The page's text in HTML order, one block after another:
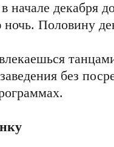
начале декабря
Половину
без